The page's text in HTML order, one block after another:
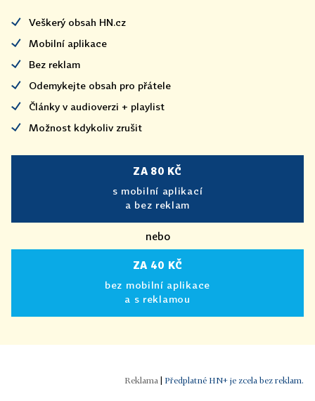
Veškerý obsah HN.cz
Mobilní aplikace
Bez reklam
Odemykejte obsah pro přátele
Články v audioverzi + playlist
Možnost kdykoliv zrušit
ZA 80 KČ
s mobilní aplikací
a bez reklam
nebo
ZA 40 KČ
bez mobilní aplikace
a s reklamou
Předplatné HN+ je zcela bez reklam.